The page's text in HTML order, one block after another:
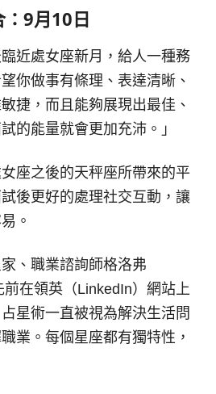
9月10日
近處女座新月，給人一種務
你做事有條理、表達清晰、
捷，而且能夠展現出最佳、
的能量就會更加充沛。」
座之後的天秤座所帶來的平
後更好的處理社交互動，讓
。
、職業諮詢師格洛弗
前在領英（LinkedIn）網站上
星術一直被視為解決生活問
業。每個星座都有獨特性，